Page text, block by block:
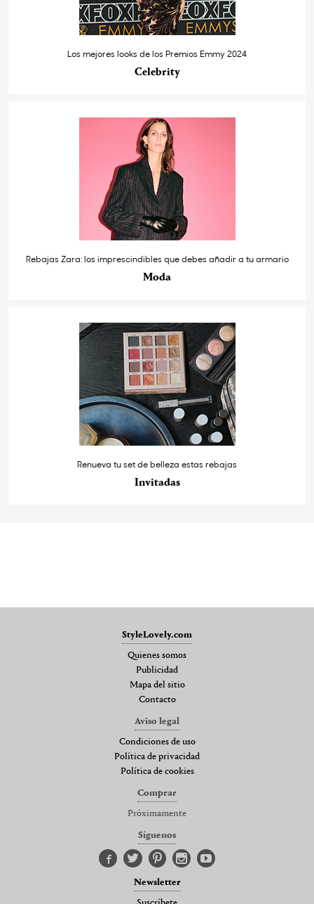
Los mejores looks de los Premios Emmy 2024
Celebrity
Rebajas Zara: los imprescindibles que debes añadir a tu armario
Moda
Renueva tu set de belleza estas rebajas
Invitadas
StyleLovely.com
Quienes somos
Publicidad
Mapa del sitio
Contacto
Aviso legal
Condiciones de uso
Política de privacidad
Política de cookies
Comprar
Próximamente
Síguenos
Newsletter